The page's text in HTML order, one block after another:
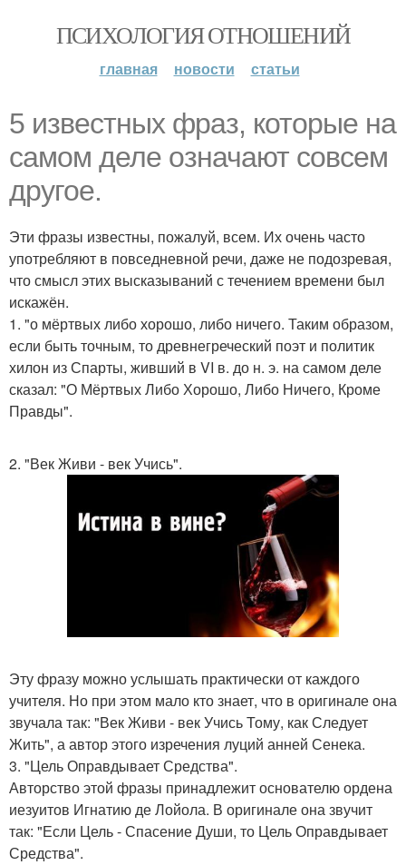
ПСИХОЛОГИЯ ОТНОШЕНИЙ
главная новости статьи
5 известных фраз, которые на
самом деле означают совсем
другое.
Эти фразы известны, пожалуй, всем. Их очень часто
употребляют в повседневной речи, даже не подозревая,
что смысл этих высказываний с течением времени был
искажён.
1. "о мёртвых либо хорошо, либо ничего. Таким образом,
если быть точным, то древнегреческий поэт и политик
хилон из Спарты, живший в VI в. до н. э. на самом деле
сказал: "О Мёртвых Либо Хорошо, Либо Ничего, Кроме
Правды".
2. "Век Живи - век Учись".
Эту фразу можно услышать практически от каждого
учителя. Но при этом мало кто знает, что в оригинале она
звучала так: "Век Живи - век Учись Тому, как Следует
Жить", а автор этого изречения луций анней Сенека.
3. "Цель Оправдывает Средства".
Авторство этой фразы принадлежит основателю ордена
иезуитов Игнатию де Лойола. В оригинале она звучит
так: "Если Цель - Спасение Души, то Цель Оправдывает
Средства".